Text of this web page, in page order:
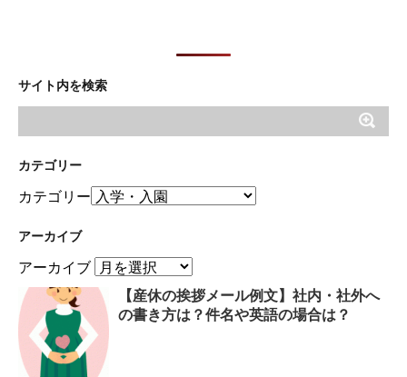
サイト内を検索
カテゴリー
カテゴリー
アーカイブ
アーカイブ
【産休の挨拶メール例文】社内・社外へ
の書き方は？件名や英語の場合は？